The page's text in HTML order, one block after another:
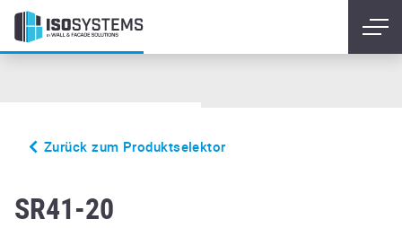
Zurück zum Produktselektor
SR41-20